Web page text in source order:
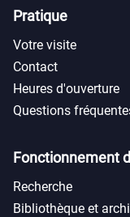
Pratique
Votre visite
Contact
Heures d'ouverture
Questions
Fonctionnement
Recherche
Bibliothèque et